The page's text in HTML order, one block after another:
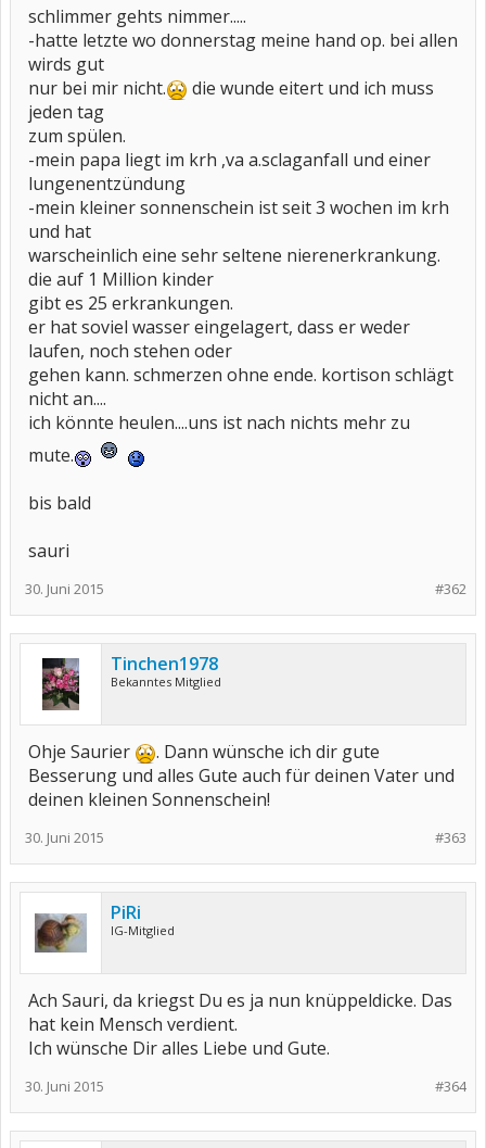
schlimmer gehts nimmer.....
-hatte letzte wo donnerstag meine hand op. bei allen
wirds gut
nur bei mir nicht.
die wunde eitert und ich muss
jeden tag
zum spülen.
-mein papa liegt im krh ,va a.sclaganfall und einer
lungenentzündung
-mein kleiner sonnenschein ist seit 3 wochen im krh
und hat
warscheinlich eine sehr seltene nierenerkrankung.
die auf 1 Million kinder
gibt es 25 erkrankungen.
er hat soviel wasser eingelagert, dass er weder
laufen, noch stehen oder
gehen kann. schmerzen ohne ende. kortison schlägt
nicht an....
ich könnte heulen....uns ist nach nichts mehr zu
mute.
bis bald
sauri
#362
30. Juni 2015
Tinchen1978
Bekanntes Mitglied
Ohje Saurier
. Dann wünsche ich dir gute
Besserung und alles Gute auch für deinen Vater und
deinen kleinen Sonnenschein!
#363
30. Juni 2015
PiRi
IG-Mitglied
Ach Sauri, da kriegst Du es ja nun knüppeldicke. Das
hat kein Mensch verdient.
Ich wünsche Dir alles Liebe und Gute.
#364
30. Juni 2015